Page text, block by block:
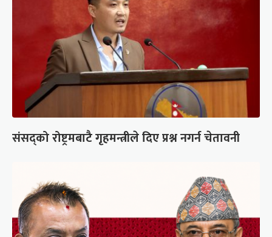
संसद्को रोष्ट्रमबाटै गृहमन्त्रीले दिए प्रश्न नगर्न चेतावनी